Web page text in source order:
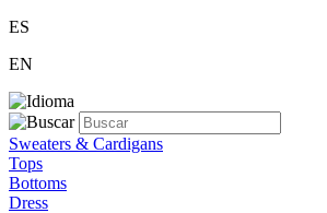
ES
EN
Sweaters & Cardigans
Tops
Bottoms
Dress